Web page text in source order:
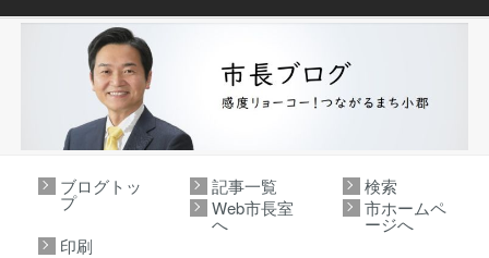
ブログトッ
プ
記事一覧
検索
Web市長室
へ
市ホームペ
ージへ
印刷